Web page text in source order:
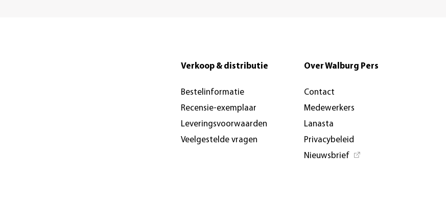
Verkoop & distributie
Bestelinformatie
Recensie-exemplaar
Leveringsvoorwaarden
Veelgestelde vragen
Over Walburg Pers
Contact
Medewerkers
Lanasta
Privacybeleid
Nieuwsbrief